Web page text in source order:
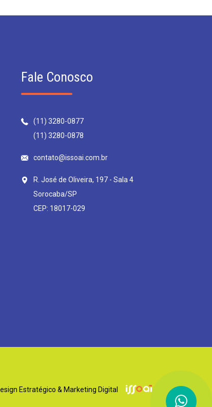
Fale Conosco
(11) 3280-0877
(11) 3280-0878
contato@issoai.com.br
R. José de Oliveira, 197 - Sala 4
Sorocaba/SP
CEP: 18017-029
Estratégico & Marketing Digital